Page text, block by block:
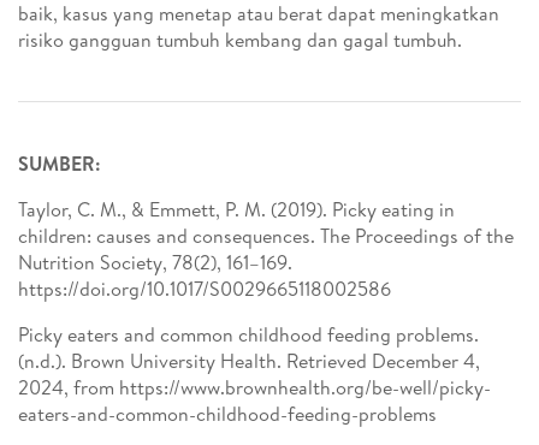
baik, kasus yang menetap atau berat dapat meningkatkan
risiko gangguan tumbuh kembang dan gagal tumbuh.
SUMBER:
Taylor, C. M., & Emmett, P. M. (2019). Picky eating in
children: causes and consequences. The Proceedings of the
Nutrition Society, 78(2), 161–169.
https://doi.org/10.1017/S0029665118002586
Picky eaters and common childhood feeding problems.
(n.d.). Brown University Health. Retrieved December 4,
2024, from https://www.brownhealth.org/be-well/picky-
eaters-and-common-childhood-feeding-problems